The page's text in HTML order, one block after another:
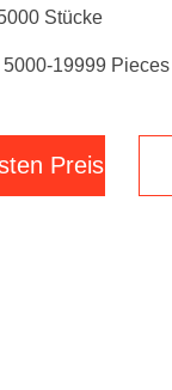
Stücke
19999 Pieces
Preis